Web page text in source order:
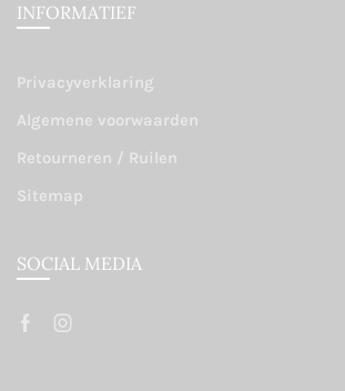
INFORMATIEF
Privacyverklaring
Algemene voorwaarden
Retourneren / Ruilen
Sitemap
SOCIAL MEDIA